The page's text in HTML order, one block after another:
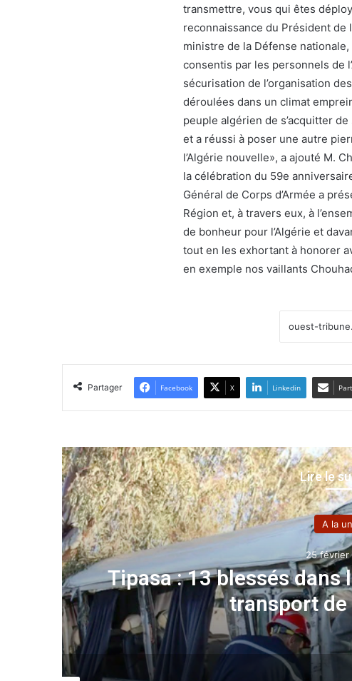
transmettre, vous qui êtes
reconnaissance du Président de
ministre de la Défense
consentis par les personnels de
sécurisation de l’organisation
déroulées dans un climat
peuple algérien de s’acquitter
et a réussi à poser une autre
l’Algérie nouvelle», a ajouté M.
la célébration du 59e
Général de Corps d’Armée a
Région et, à travers eux, à
de bonheur pour l’Algérie et
tout en les exhortant à honorer
en exemple nos vaillants
Partager Facebook X Linkedin
Lire le
A la une
Tipasa : 13 blessés dans le
transport de